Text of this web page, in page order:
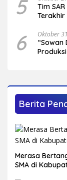
5
Tim
Terakhir
6 Oktober
“Sowan
Berita
Merasa
SMA di